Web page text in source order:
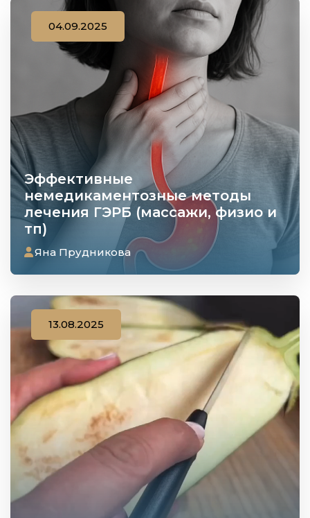
Эффективные
немедикаментозные методы
лечения ГЭРБ (массажи, физио и
тп)
04.09.2025
Яна Прудникова
13.08.2025